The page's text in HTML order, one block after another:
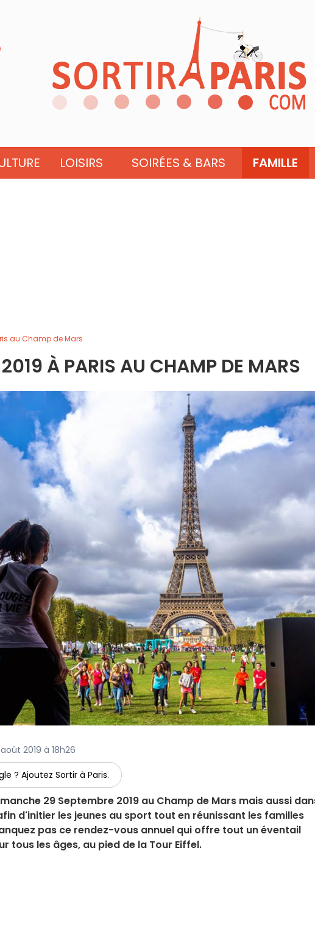
LOISIRS SOIRÉES & BARS FAMILLE
au Champ de Mars
À PARIS AU CHAMP DE MARS
2019 à 18h26
? Ajoutez Sortir à Paris.
29 Septembre 2019 au Champ de Mars mais aussi
d'initier les jeunes au sport tout en réunissant les familles
pas ce rendez-vous annuel qui offre tout un éventail
les âges, au pied de la Tour Eiffel.